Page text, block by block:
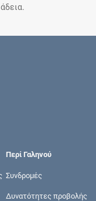
Περί Γαληνού
Συνδρομές
Δυνατότητες προβολής